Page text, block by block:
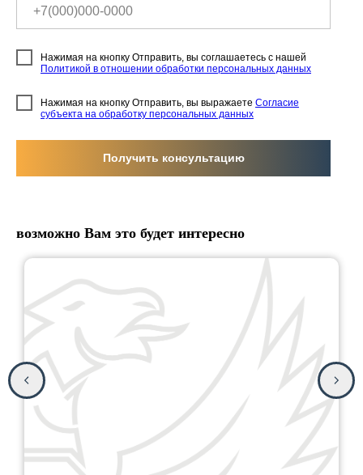
Нажимая на кнопку Отправить, вы соглашаетесь с нашей
Политикой в отношении обработки персональных данных
Нажимая на кнопку Отправить, вы выражаете Согласие
субъекта на обработку персональных данных
Получить консультацию
возможно Вам это будет интересно